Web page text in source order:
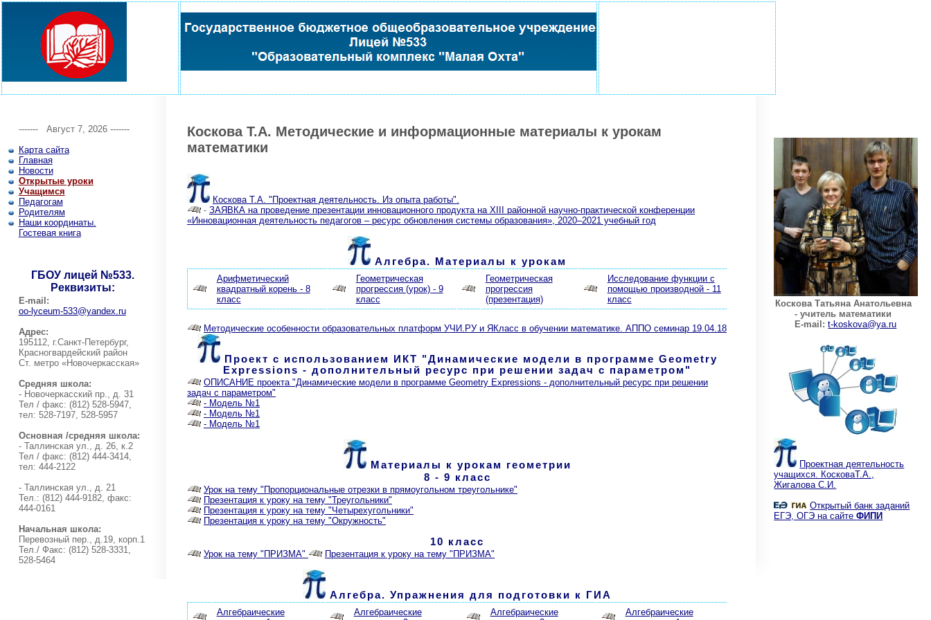
------- Август 7, 2026 -------
Карта сайта
Главная
Новости
Открытые уроки
Учащимся
Педагогам
Родителям
Наши координаты.
Гостевая книга
ГБОУ лицей №533.
Реквизиты:
E-mail:
oo-lyceum-533@yandex.ru
Адрес:
195112, г.Санкт-Петербург,
Красногвардейский район
Ст. метро «Новочеркасская»
Средняя школа:
- Новочеркасский пр., д. 31
Тел / факс: (812) 528-5947,
тел: 528-7197, 528-5957
Основная /средняя школа:
- Таллинская ул., д. 26, к.2
Тел / факс: (812) 444-3414,
тел: 444-2122
- Таллинская ул., д. 21
Тел.: (812) 444-9182, факс:
444-0161
Начальная школа:
Перевозный пер., д.19, корп.1
Тел./ Факс: (812) 528-3331,
528-5464
Коскова Татьяна Анатольевна
- учитель математики
E-mail: t-koskova@ya.ru
Проектная деятельность
учащихся. КосковаТ.А.,
Жигалова С.И.
Открытый банк заданий
ЕГЭ, ОГЭ на сайтеФИПИ
Коскова Т.А. Методические и информационные материалы к урокам
математики
Коскова Т.А. "Проектная деятельность. Из опыта работы".
-ЗАЯВКА на проведение презентации инновационного продукта на XIII районной научно-практической конференции
«Инновационная деятельность педагогов – ресурс обновления системы образования», 2020–2021 учебный год
Алгебра. Материалы к урокам
Арифметический
квадратный корень - 8
класс
Геометрическая
прогрессия (урок) - 9
класс
Геометрическая
прогрессия
(презентация)
Исследование функции с
помощью производной - 11
класс
Методические особенности образовательных платформ УЧИ.РУ и ЯКласс в обучении математике. АППО семинар 19.04.18
Проект с использованием ИКТ "Динамические модели в программе Geometry
Expressions - дополнительный ресурс при решении задач с параметром"
ОПИСАНИЕ проекта "Динамические модели в программе Geometry Expressions - дополнительный ресурс при решении
задач с параметром"
- Модель №1
- Модель №1
- Модель №1
Материалы к урокам геометрии
8 - 9 класс
Урок на тему "Пропорциональные отрезки в прямоугольном треугольнике"
Презентация к уроку на тему "Треугольники"
Презентация к уроку на тему "Четырехугольники"
Презентация к уроку на тему "Окружность"
10 класс
Урок на тему "ПРИЗМА" Презентация к уроку на тему "ПРИЗМА"
Алгебра. Упражнения для подготовки к ГИА
Алгебраические
Алгебраические
Алгебраические
Алгебраические